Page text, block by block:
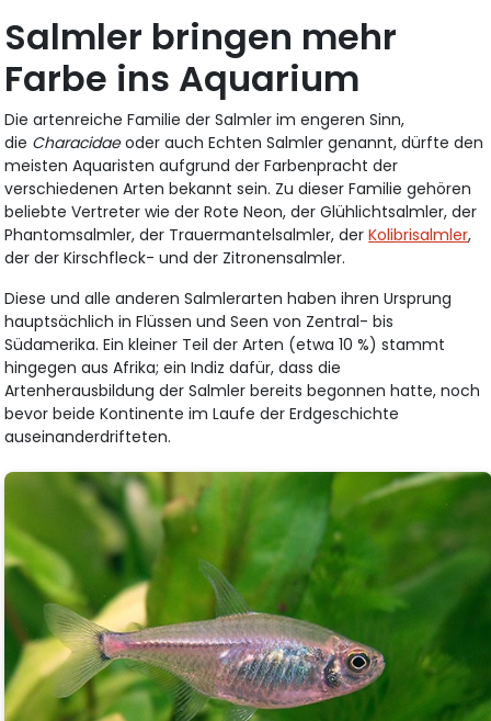
Salmler bringen mehr
Farbe ins Aquarium
Die artenreiche Familie der Salmler im engeren Sinn,
die Characidaeoder auch Echten Salmler genannt, dürfte den
meisten Aquaristen aufgrund der Farbenpracht der
verschiedenen Arten bekannt sein. Zu dieser Familie gehören
beliebte Vertreter wie der Rote Neon, der Glühlichtsalmler, der
Phantomsalmler, der Trauermantelsalmler, derKolibrisalmler,
der der Kirschfleck- und der Zitronensalmler.
Diese und alle anderen Salmlerarten haben ihren Ursprung
hauptsächlich in Flüssen und Seen von Zentral- bis
Südamerika. Ein kleiner Teil der Arten (etwa 10 %) stammt
hingegen aus Afrika; ein Indiz dafür, dass die
Artenherausbildung der Salmler bereits begonnen hatte, noch
bevor beide Kontinente im Laufe der Erdgeschichte
auseinanderdrifteten.